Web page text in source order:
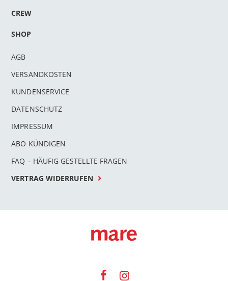
CREW
SHOP
AGB
VERSANDKOSTEN
KUNDENSERVICE
DATENSCHUTZ
IMPRESSUM
ABO KÜNDIGEN
FAQ – HÄUFIG GESTELLTE FRAGEN
VERTRAG WIDERRUFEN